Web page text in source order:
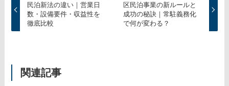
民泊新法の違い｜営業日
数・設備要件・収益性を
徹底比較
区民泊事業の新ルールと
成功の秘訣｜常駐義務化
で何が変わる？
関連記事